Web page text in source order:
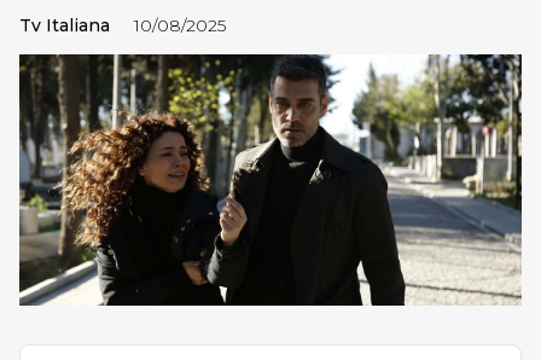
Tv Italiana 10/08/2025